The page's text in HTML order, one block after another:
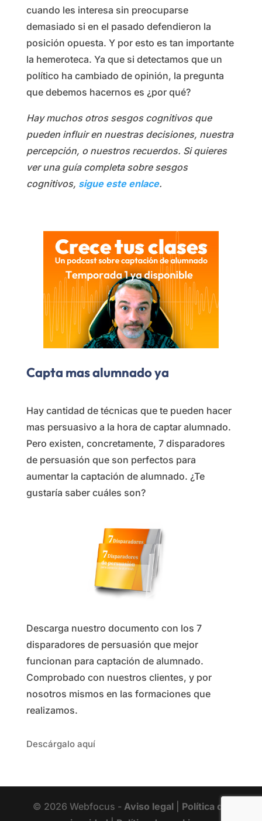
cuando les interesa sin preocuparse
demasiado si en el pasado defendieron la
posición opuesta. Y por esto es tan importante
la hemeroteca. Ya que si detectamos que un
político ha cambiado de opinión, la pregunta
que debemos hacernos es ¿por qué?
Hay muchos otros sesgos cognitivos que
pueden influir en nuestras decisiones, nuestra
percepción, o nuestros recuerdos. Si quieres
ver una guía completa sobre sesgos
cognitivos, sigue este enlace.
Capta mas alumnado ya
Hay cantidad de técnicas que te pueden hacer
mas persuasivo a la hora de captar alumnado.
Pero existen, concretamente, 7 disparadores
de persuasión que son perfectos para
aumentar la captación de alumnado. ¿Te
gustaría saber cuáles son?
Descarga nuestro documento con los 7
disparadores de persuasión que mejor
funcionan para captación de alumnado.
Comprobado con nuestros clientes, y por
nosotros mismos en las formaciones que
realizamos.
Descárgalo aquí
© 2026 Webfocus - Aviso legal
Política de